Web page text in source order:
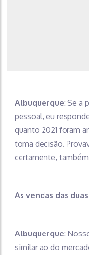
Albuquerque: Se a
pessoal, eu
quanto 2021 foram
toma decisão.
certamente,
As vendas das
Albuquerque:
similar ao do